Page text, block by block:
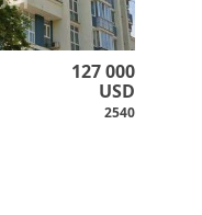
127 000
USD
2540